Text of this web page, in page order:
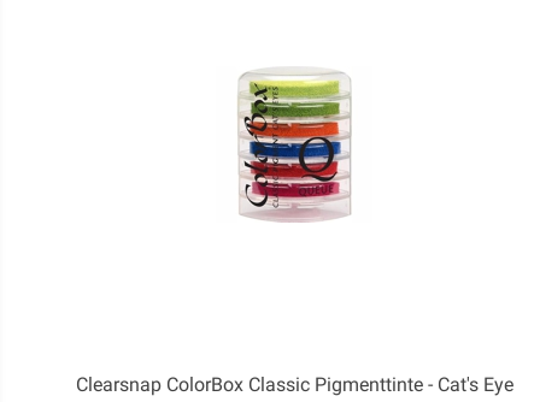
Clearsnap ColorBox Classic Pigmenttinte - Cat's Eye